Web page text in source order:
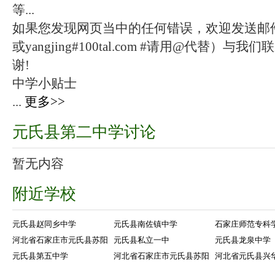
等...
如果您发现网页当中的任何错误，欢迎发送邮
或yangjing#100tal.com #请用@代替）与我们
谢!
中学小贴士
... 更多>>
元氏县第二中学讨论
暂无内容
附近学校
元氏县赵同乡中学 元氏县南佐镇中学
石家庄师范专科
河北省石家庄市元氏县苏阳
元氏县私立一中
元氏县龙泉中学
元氏县第五中学
河北省石家庄市元氏县苏阳 河北省元氏县兴